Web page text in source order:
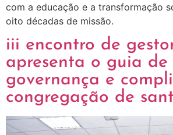
com a educação e a transformação
oito décadas de missão.
iii encontro de
apresenta o guia de
governança e
congregação de